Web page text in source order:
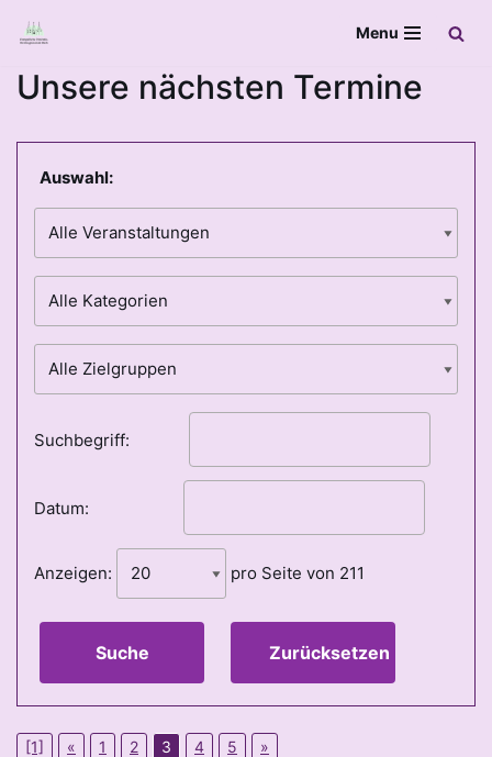
Inhalt
Menu
Unsere nächsten Termine
Auswahl:
Suchbegriff:
Datum:
Anzeigen: pro Seite von 211
Suche Zurücksetzen
[1] « 1 2 3 4 5
»